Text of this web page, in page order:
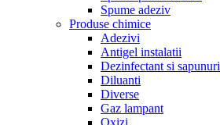
Spume adeziv
Produse chimice
Adezivi
Antigel instalatii
Dezinfectant si sapunuri
Diluanti
Diverse
Gaz lampant
Oxizi